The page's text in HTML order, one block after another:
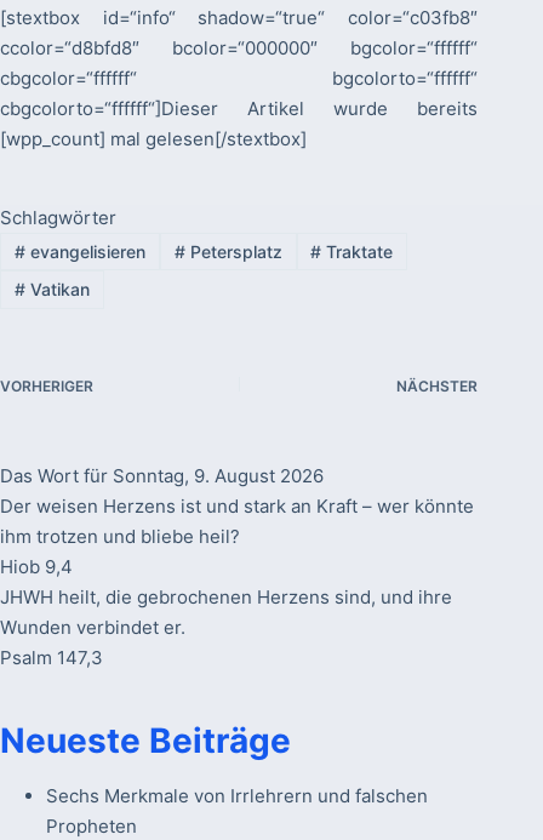
[stextbox id=“info“ shadow=“true“ color=“c03fb8″
ccolor=“d8bfd8″ bcolor=“000000″ bgcolor=“ffffff“
cbgcolor=“ffffff“ bgcolorto=“ffffff“
cbgcolorto=“ffffff“]Dieser Artikel wurde bereits
[wpp_count] mal gelesen[/stextbox]
Schlagwörter
#evangelisieren #Petersplatz # Traktate
#Vatikan
VORHERIGER NÄCHSTER
Das Wort für Sonntag, 9. August 2026
Der weisen Herzens ist und stark an Kraft – wer könnte
ihm trotzen und bliebe heil?
Hiob 9,4
JHWH heilt, die gebrochenen Herzens sind, und ihre
Wunden verbindet er.
Psalm 147,3
Neueste Beiträge
Sechs Merkmale von Irrlehrern und falschen
Propheten